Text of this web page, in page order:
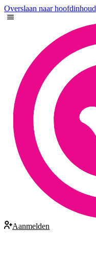
Overslaan naar hoofdinhoud
Aanmelden